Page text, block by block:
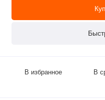
В избранное В